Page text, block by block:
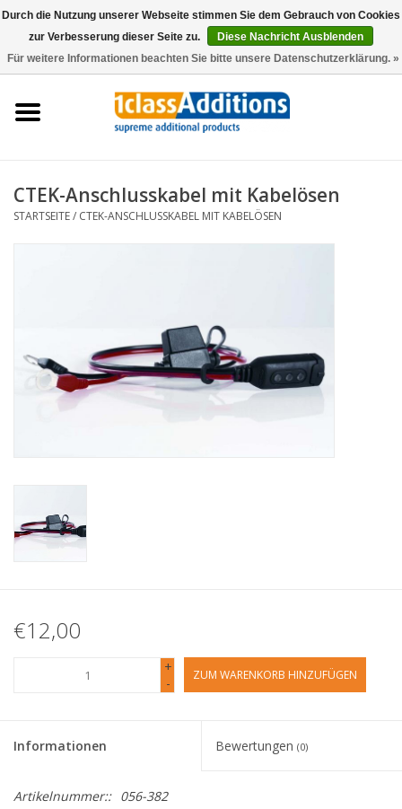
0 Artikel - €0,00
Auto Lagerung
CTEK-Anschlusskabel mit Kabelösen
STARTSEITE/ CTEK-ANSCHLUSSKABEL MIT KABELÖSEN
€12,00
+
-
ZUM WARENKORB HINZUFÜGEN
Informationen Bewertungen (0)
Artikelnummer:: 056-382
Durch die Nutzung unserer Webseite stimmen Sie dem Gebrauch von Cookies
zur Verbesserung dieser Seite zu.
Diese Nachricht Ausblenden
Für weitere Informationen beachten Sie bitte unsere Datenschutzerklärung. »